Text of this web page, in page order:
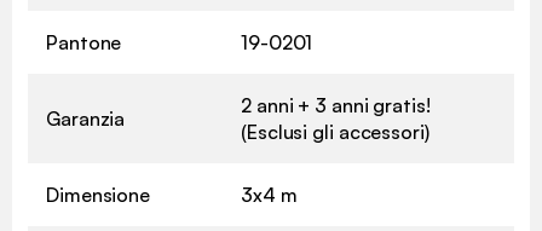
Pantone 19-0201
Garanzia
2 anni + 3 anni gratis!
(Esclusi gli accessori)
Dimensione 3x4 m